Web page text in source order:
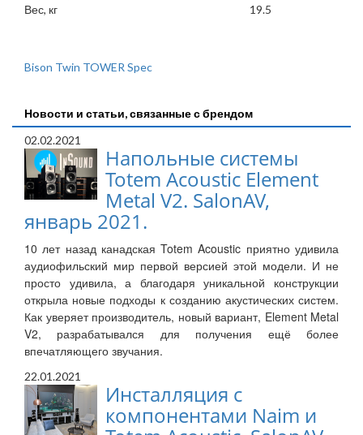
Вес, кг
19.5
Bison Twin TOWER Spec
Новости и статьи, связанные с брендом
02.02.2021
Напольные системы
Totem Acoustic Element
Metal V2. SalonAV,
январь 2021.
10 лет назад канадская Totem Acoustic приятно удивила
аудиофильский мир первой версией этой модели. И не
просто удивила, а благодаря уникальной конструкции
открыла новые подходы к созданию акустических систем.
Как уверяет производитель, новый вариант, Element Metal
V2, разрабатывался для получения ещё более
впечатляющего звучания.
22.01.2021
Инсталляция с
компонентами Naim и